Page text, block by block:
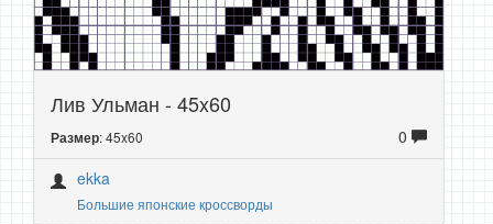
Лив Ульман - 45x60
Размер: 45x60
0
ekka
Большие японские кроссворды